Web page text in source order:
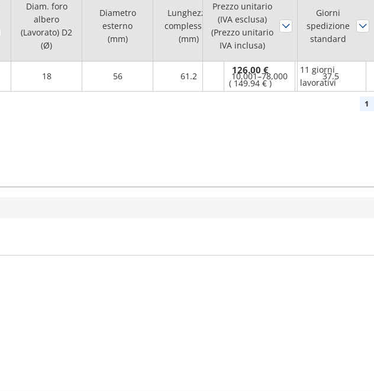
Diam. foro
albero
(Lavorato) D2
(Ø)
Diametro
esterno
(mm)
Lunghezza
complessiva
(mm)
Gamma di
rotazioni
massima
(r/min)
Coppia
normale
(N•m)
18 56 61.2 10,001–78,000 37.5
Prezzo unitario
(IVA esclusa)
(Prezzo unitario
IVA inclusa)
Giorni
spedizione
standard
126.00 €
( 149.94 € )
11 giorni
lavorativi
1